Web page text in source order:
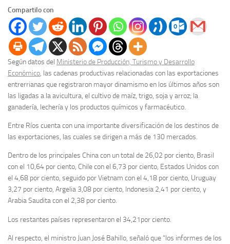
Compartilo con
Según datos del Ministerio de Producción, Turismo y Desarrollo
Económico, las cadenas productivas relacionadas con las exportaciones
entrerrianas que registraron mayor dinamismo en los últimos años son
las ligadas a la avicultura, el cultivo de maíz, trigo, soja y arroz; la
ganadería, lechería y los productos químicos y farmacéutico.
Entre Ríos cuenta con una importante diversificación de los destinos de
las exportaciones, las cuales se dirigen a más de 130 mercados.
Dentro de los principales China con un total de 26,02 por ciento, Brasil
con el 10,64 por ciento, Chile con el 6,73 por ciento, Estados Unidos con
el 4,68 por ciento, seguido por Vietnam con el 4,18 por ciento, Uruguay
3,27 por ciento, Argelia 3,08 por ciento, Indonesia 2,41 por ciento, y
Arabia Saudita con el 2,38 por ciento.
Los restantes países representaron el 34,21por ciento.
Al respecto, el ministro Juan José Bahillo, señaló que “los informes de los